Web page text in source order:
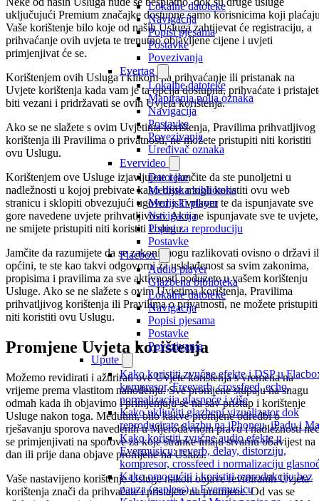
Lokalne datoteke
Navigacija
Popisi pjesama
Postavke
Povezivanja
Evertag
Lokalne datoteke
Mapiranja polja oznaka
Navigacija
Postavke
Povezivanja
Uređivač oznaka
Evervideo
Datoteke
Medijska biblioteka
Medijski player
Navigacija
Popisi za reproduciju
Postavke
Flacbox
Audio player
Glazbena biblioteka
Lokalne datoteke
Navigacija
Popisi pjesama
Postavke
Povezivanja
Upute
Kako koristiti zvučne efekte i DSP u
kompresor, Freeverb, crossfeed, echo,
normalizacija glasnoće i više
Kako uključiti glazbeni vizualizator dok
reproducirate glazbu na iPhoneu, iPadu i
Kako koristiti zvučne audio efekte u
Evermusicu: reverb, delay, distorziju,
kompresor, crossfeed i normalizaciju
Kako omogućiti i koristiti reprodukciju bez
pauza (gapless) u Evermusicu
uključujući Premium značajke dostupne samo korisnicima koji
Vaše korištenje bilo koje od naših Usluga zahtijevat će registraciju, a
prihvaćanje ovih uvjeta te trenutno objavljene cijene i uvjeti
primjenjivat će se.
Korištenjem ovih Usluga i klikom na prihvaćanje ili pristanak na
Uvjete korištenja kada vam je ta opcija dostupna, prihvaćate i
biti vezani i pridržavati se ovih Uvjeta korištenja.
Ako se ne slažete s ovim Uvjetima korištenja, Pravilima prihvatljivog
korištenja ili Pravilima o privatnosti, ne možete pristupiti niti koristiti
ovu Uslugu.
Korištenjem ove Usluge izjavljujete i jamčite da ste punoljetni u
nadležnosti u kojoj prebivate kako biste mogli koristiti ovu web
stranicu i sklopiti obvezujući ugovor s Tvrtkom te da ispunjavate sve
gore navedene uvjete prihvatljivosti. Ako ne ispunjavate sve te uvjete,
ne smijete pristupiti niti koristiti Uslugu.
Jamčite da razumijete da se zakoni mogu razlikovati ovisno o državi
općini, te ste kao takvi odgovorni za usklađenost sa svim zakonima,
propisima i pravilima za sve aktivnosti poduzete u vašem korištenju
Usluge. Ako se ne slažete s ovim Uvjetima korištenja, Pravilima
prihvatljivog korištenja ili Pravilima o privatnosti, ne možete pristupiti
niti koristiti ovu Uslugu.
Promjene Uvjeta korištenja
Možemo revidirati i ažurirati ove Uvjete korištenja s vremena na
vrijeme prema vlastitom nahođenju. Sve promjene stupaju na snagu
odmah kada ih objavimo i primjenjuju se na sav pristup i korištenje
Usluge nakon toga. Međutim, bilo kakve promjene odredbi o
rješavanju sporova navedenih u Mjerodavnom pravu i nadležnosti
se primjenjivati na sporove za koje stranke imaju stvarnu obavijest na
dan ili prije dana objave promjene na Usluzi.
Vaše nastavijeno korištenje Usluge nakon objave revidiranih Uvjeta
korištenja znači da prihvaćate i pristajete na promjene. Od vas se